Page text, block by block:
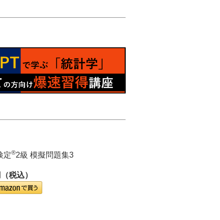
定®2級 模擬問題集3
税込）